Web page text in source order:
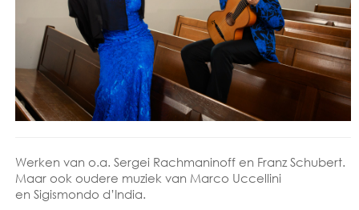
Werken van o.a. Sergei Rachmaninoff en Franz Schubert.
Maar ook oudere muziek van Marco Uccellini
en Sigismondo d’India.